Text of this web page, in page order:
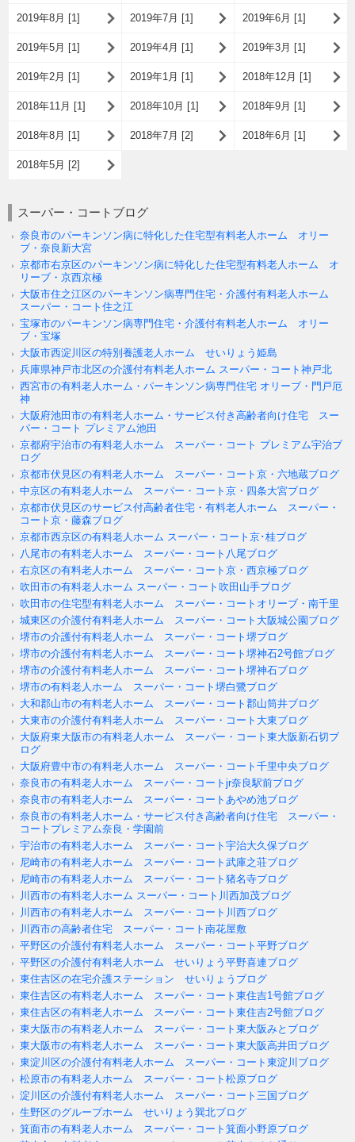
2019年8月 [1] 2019年7月 [1] 2019年6月 [1]
2019年5月 [1] 2019年4月 [1] 2019年3月 [1]
2019年2月 [1] 2019年1月 [1] 2018年12月 [1]
2018年11月 [1] 2018年10月 [1] 2018年9月 [1]
2018年8月 [1] 2018年7月 [2] 2018年6月 [1]
2018年5月 [2]
スーパー・コートブログ
奈良市のパーキンソン病に特化した住宅型有料老人ホーム オリー
ブ・奈良新大宮
京都市右京区のパーキンソン病に特化した住宅型有料老人ホーム オ
リーブ・京西京極
大阪市住之江区のパーキンソン病専門住宅・介護付有料老人ホーム
スーパー・コート住之江
宝塚市のパーキンソン病専門住宅・介護付有料老人ホーム オリー
ブ・宝塚
大阪市西淀川区の特別養護老人ホーム せいりょう姫島
兵庫県神戸市北区の介護付有料老人ホーム スーパー・コート神戸北
西宮市の有料老人ホーム・パーキンソン病専門住宅 オリーブ・門戸厄
神
大阪府池田市の有料老人ホーム・サービス付き高齢者向け住宅 スー
パー・コート プレミアム池田
京都府宇治市の有料老人ホーム スーパー・コート プレミアム宇治ブ
ログ
京都市伏見区の有料老人ホーム スーパー・コート京・六地蔵ブログ
中京区の有料老人ホーム スーパー・コート京・四条大宮ブログ
京都市伏見区のサービス付高齢者住宅・有料老人ホーム スーパー・
コート京・藤森ブログ
京都市西京区の有料老人ホーム スーパー・コート京･桂ブログ
八尾市の有料老人ホーム スーパー・コート八尾ブログ
右京区の有料老人ホーム スーパー・コート京・西京極ブログ
吹田市の有料老人ホーム スーパー・コート吹田山手ブログ
吹田市の住宅型有料老人ホーム スーパー・コートオリーブ・南千里
城東区の介護付有料老人ホーム スーパー・コート大阪城公園ブログ
堺市の介護付有料老人ホーム スーパー・コート堺ブログ
堺市の介護付有料老人ホーム スーパー・コート堺神石2号館ブログ
堺市の介護付有料老人ホーム スーパー・コート堺神石ブログ
堺市の有料老人ホーム スーパー・コート堺白鷺ブログ
大和郡山市の有料老人ホーム スーパー・コート郡山筒井ブログ
大東市の介護付有料老人ホーム スーパー・コート大東ブログ
大阪府東大阪市の有料老人ホーム スーパー・コート東大阪新石切ブ
ログ
大阪府豊中市の有料老人ホーム スーパー・コート千里中央ブログ
奈良市の有料老人ホーム スーパー・コートjr奈良駅前ブログ
奈良市の有料老人ホーム スーパー・コートあやめ池ブログ
奈良市の有料老人ホーム・サービス付き高齢者向け住宅 スーパー・
コートプレミアム奈良・学園前
宇治市の有料老人ホーム スーパー・コート宇治大久保ブログ
尼崎市の有料老人ホーム スーパー・コート武庫之荘ブログ
尼崎市の有料老人ホーム スーパー・コート猪名寺ブログ
川西市の有料老人ホーム スーパー・コート川西加茂ブログ
川西市の有料老人ホーム スーパー・コート川西ブログ
川西市の高齢者住宅 スーパー・コート南花屋敷
平野区の介護付有料老人ホーム スーパー・コート平野ブログ
平野区の介護付有料老人ホーム せいりょう平野喜連ブログ
東住吉区の在宅介護ステーション せいりょうブログ
東住吉区の有料老人ホーム スーパー・コート東住吉1号館ブログ
東住吉区の有料老人ホーム スーパー・コート東住吉2号館ブログ
東大阪市の有料老人ホーム スーパー・コート東大阪みとブログ
東大阪市の有料老人ホーム スーパー・コート東大阪高井田ブログ
東淀川区の介護付有料老人ホーム スーパー・コート東淀川ブログ
松原市の有料老人ホーム スーパー・コート松原ブログ
淀川区の介護付有料老人ホーム スーパー・コート三国ブログ
生野区のグループホーム せいりょう巽北ブログ
箕面市の有料老人ホーム スーパー・コート箕面小野原ブログ